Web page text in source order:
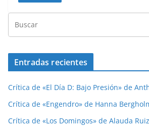
Entradas recientes
Crítica de «El Día D: Bajo Presión» de
Crítica de «Engendro» de Hanna
Crítica de «Los Domingos» de Alauda